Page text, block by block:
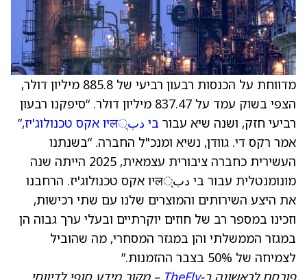
מדווחת על הכנסות רבעון רביעי של 885.8 מיליון דולר,
הצפי בשוק עמד על 837.47 מיליון דולר. “סיפקנו רבעון
רביעי חזק, ושנה שיא עבור בי دب्लיו אקס טכנולוג'יז
,”
אמר רקס די. גוודן, נשיא ומנכ"ל החברה. “בשנתנו
העשירית כחברה ציבורית עצמאית, 2025 הייתה שנה
מונומנטלית עבור בי دب्लיו אקס טכנולוג'יז. הרחבנו
את היצע השירותים והמוצרים שלנו עם שתי רכישות,
וזכינו במספר רב של חוזים יוקרתיים ובעלי ערך גבוה הן
במגזר הממשלתי והן במגזר המסחרי, מה שהוביל
לצמיחה של 50% בצבר ההזמנות.”
פורסם לראשונה ב-TheFly – מקור מידע סופי לדיווחי